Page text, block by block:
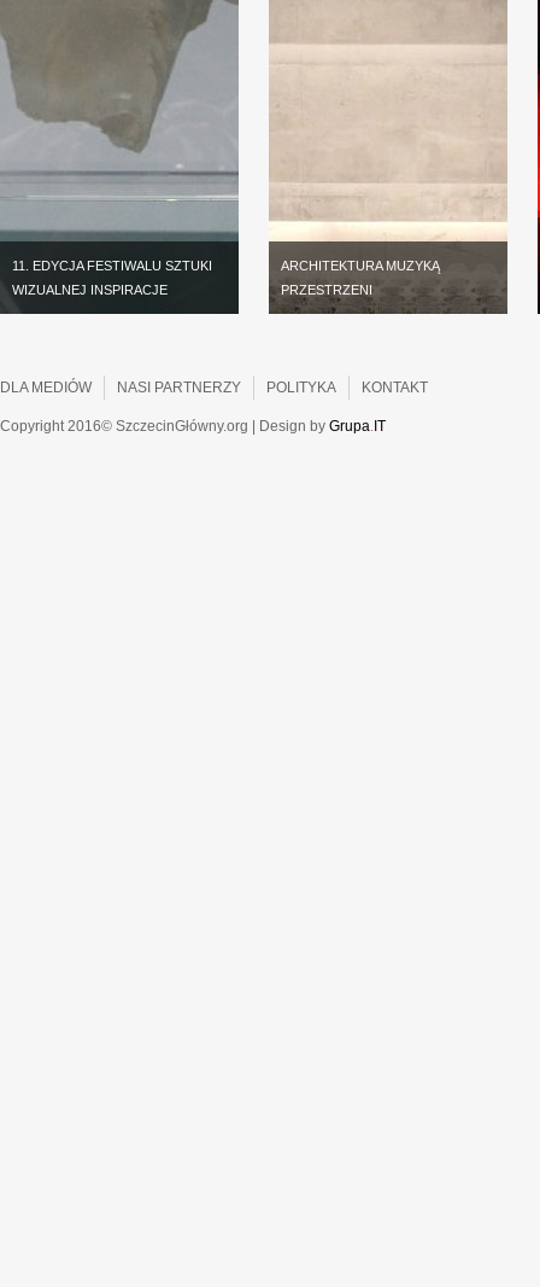
11. EDYCJA FESTIWALU SZTUKI
WIZUALNEJ INSPIRACJE
ARCHITEKTURA MUZYKĄ
PRZESTRZENI
DLA MEDIÓW NASI PARTNERZY POLITYKA KONTAKT
Copyright 2016© SzczecinGłówny.org | Design by Grupa. IT